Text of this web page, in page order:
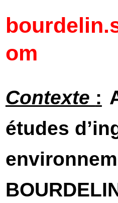
om
Contexte :
études
B